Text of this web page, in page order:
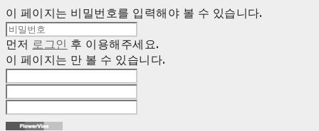
이 페이지는 비밀번호를 입력해야 볼 수 있습니다.
먼저 로그인 후 이용해주세요.
이 페이지는 만 볼 수 있습니다.